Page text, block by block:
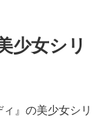
少女シリ
』の美少女シリ